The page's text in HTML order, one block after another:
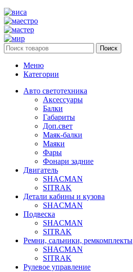
Поиск
Меню
Категории
Авто светотехника
Аксессуары
Балки
Габариты
Доп.свет
Маяк-балки
Маяки
Фары
Фонари задние
Двигатель
SHACMAN
SITRAK
Детали кабины и кузова
SHACMAN
Подвеска
SHACMAN
SITRAK
Ремни, сальники, ремкомплекты
SHACMAN
SITRAK
Рулевое управление